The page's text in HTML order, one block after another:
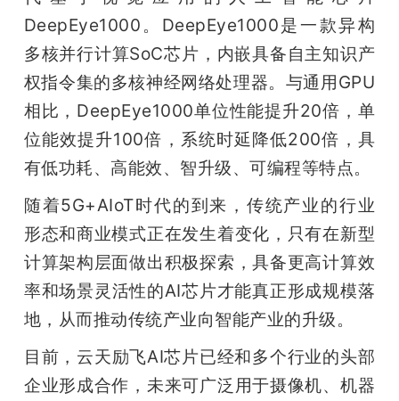
DeepEye1000。DeepEye1000是一款异构
多核并行计算SoC芯片，内嵌具备自主知识产
权指令集的多核神经网络处理器。与通用GPU
相比，DeepEye1000单位性能提升20倍，单
位能效提升100倍，系统时延降低200倍，具
有低功耗、高能效、智升级、可编程等特点。
随着5G+AIoT时代的到来，传统产业的行业
形态和商业模式正在发生着变化，只有在新型
计算架构层面做出积极探索，具备更高计算效
率和场景灵活性的AI芯片才能真正形成规模落
地，从而推动传统产业向智能产业的升级。
目前，云天励飞AI芯片已经和多个行业的头部
企业形成合作，未来可广泛用于摄像机、机器